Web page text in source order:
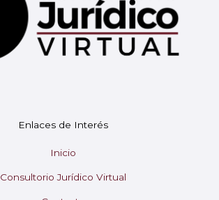
Enlaces de Interés
Inicio
Consultorio Jurídico Virtual
Soy Mary tu asistente virtual.